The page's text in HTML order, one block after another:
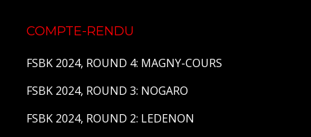
COMPTE-RENDU
FSBK 2024, ROUND 4: MAGNY-COURS
FSBK 2024, ROUND 3: NOGARO
FSBK 2024, ROUND 2: LEDENON